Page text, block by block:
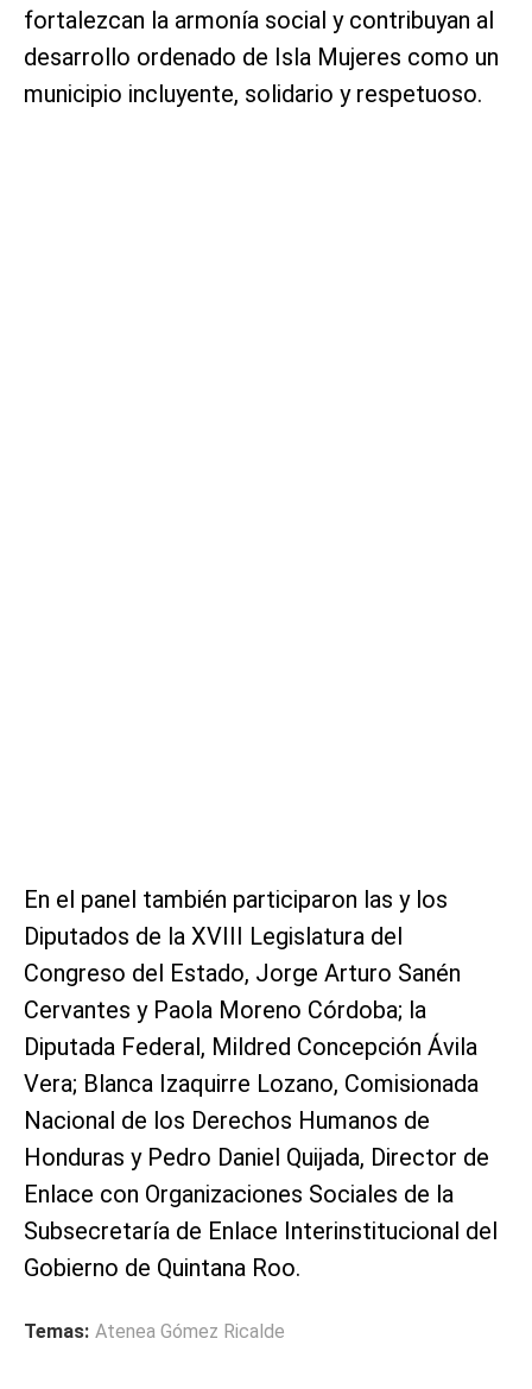
fortalezcan la armonía social y contribuyan al
desarrollo ordenado de Isla Mujeres como un
municipio incluyente, solidario y respetuoso.
En el panel también participaron las y los
Diputados de la XVIII Legislatura del
Congreso del Estado, Jorge Arturo Sanén
Cervantes y Paola Moreno Córdoba; la
Diputada Federal, Mildred Concepción Ávila
Vera; Blanca Izaquirre Lozano, Comisionada
Nacional de los Derechos Humanos de
Honduras y Pedro Daniel Quijada, Director de
Enlace con Organizaciones Sociales de la
Subsecretaría de Enlace Interinstitucional del
Gobierno de Quintana Roo.
Temas: Atenea Gómez Ricalde